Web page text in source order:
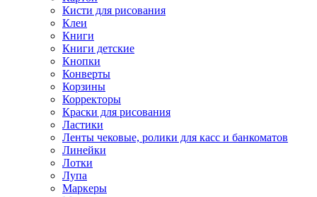
Кисти для рисования
Клеи
Книги
Книги детские
Кнопки
Конверты
Корзины
Корректоры
Краски для рисования
Ластики
Ленты чековые, ролики для касс и банкоматов
Линейки
Лотки
Лупа
Маркеры